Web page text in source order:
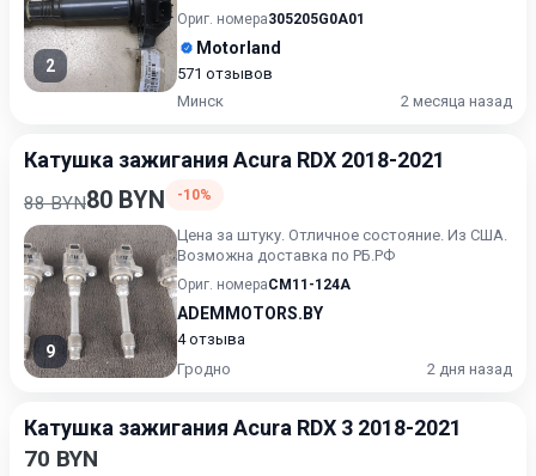
2
получения актуальн...
Ориг. номера305205G0A01
Motorland
571 отзывов
Минск
2 месяца назад
Катушка зажигания Acura RDX 2018-2021
88 BYN80 BYN -10%
9
Цена за штуку. Отличное состояние. Из США.
Возможна доставка по РБ.РФ
Ориг. номераCM11-124A
ADEMMOTORS.BY
4 отзыва
Гродно
2 дня назад
Катушка зажигания Acura RDX 3 2018-2021
70 BYN